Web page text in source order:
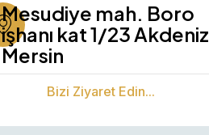
Mesudiye mah. Boro
işhanı kat 1/23 Akdeniz
Mersin
Bizi Ziyaret Edin...